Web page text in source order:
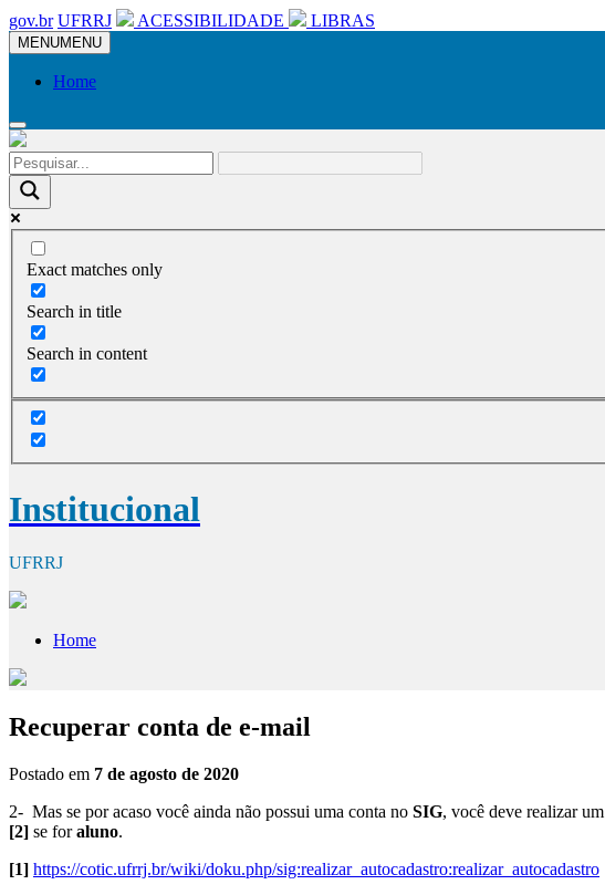
gov.br UFRRJ ACESSIBILIDADE LIBRAS
MENUMENU
Home
Exact matches only
Search in title
Search in content
Institucional
UFRRJ
Home
Recuperar conta de e-mail
Postado em 7 de agosto de 2020
2- Mas se por acaso você ainda não possui uma conta no SIG, você deve realizar um
[2] se foraluno.
[1] https://cotic.ufrrj.br/wiki/doku.php/sig:realizar_autocadastro:realizar_autocadastro